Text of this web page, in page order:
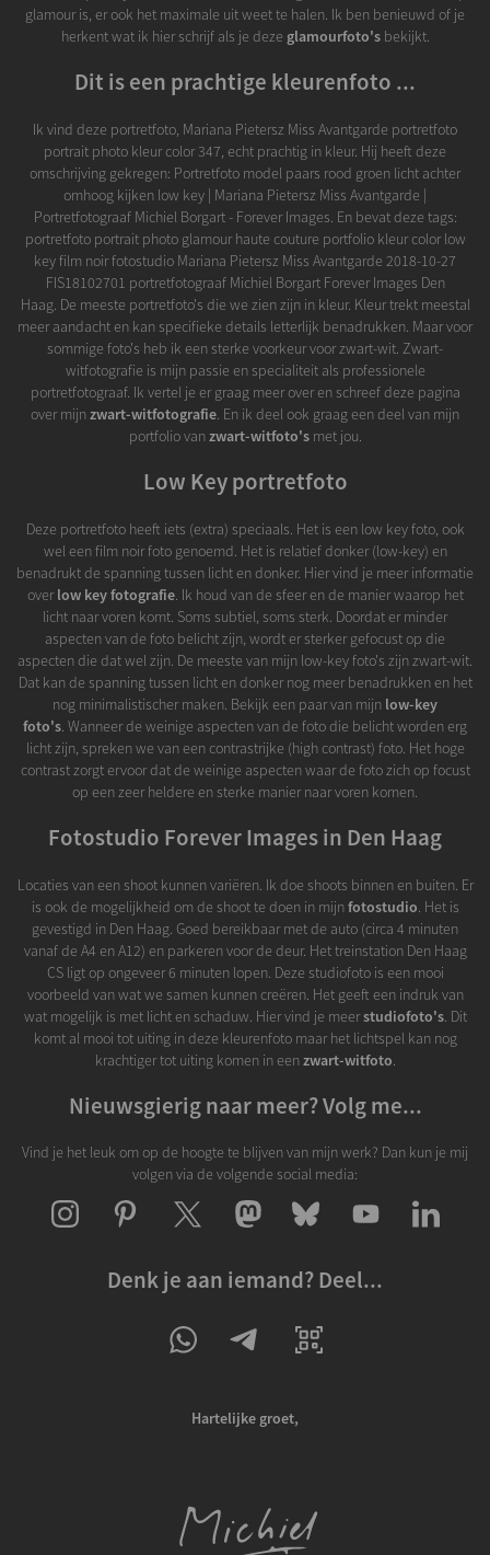
glamour is, er ook het maximale uit weet te halen. Ik ben benieuwd of je
herkent wat ik hier schrijf als je deze glamourfoto'sbekijkt.
Dit is een prachtige kleurenfoto ...
Ik vind deze portretfoto, Mariana Pietersz Miss Avantgarde portretfoto
portrait photo kleur color 347, echt prachtig in kleur. Hij heeft deze
omschrijving gekregen: Portretfoto model paars rood groen licht achter
omhoog kijken low key | Mariana Pietersz Miss Avantgarde |
Portretfotograaf Michiel Borgart - Forever Images. En bevat deze tags:
portretfoto portrait photo glamour haute couture portfolio kleur color low
key film noir fotostudio Mariana Pietersz Miss Avantgarde 2018-10-27
FIS18102701 portretfotograaf Michiel Borgart Forever Images Den
Haag. De meeste portretfoto's die we zien zijn in kleur. Kleur trekt meestal
meer aandacht en kan specifieke details letterlijk benadrukken. Maar voor
sommige foto's heb ik een sterke voorkeur voor zwart-wit. Zwart-
witfotografie is mijn passie en specialiteit als professionele
portretfotograaf. Ik vertel je er graag meer over en schreef deze pagina
over mijnzwart-witfotografie. En ik deel ook graag een deel van mijn
portfolio vanzwart-witfoto'smet jou.
Low Key portretfoto
Deze portretfoto heeft iets (extra) speciaals. Het is een low key foto, ook
wel een film noir foto genoemd. Het is relatief donker (low-key) en
benadrukt de spanning tussen licht en donker. Hier vind je meer informatie
overlow key fotografie. Ik houd van de sfeer en de manier waarop het
licht naar voren komt. Soms subtiel, soms sterk. Doordat er minder
aspecten van de foto belicht zijn, wordt er sterker gefocust op die
aspecten die dat wel zijn. De meeste van mijn low-key foto's zijn zwart-wit.
Dat kan de spanning tussen licht en donker nog meer benadrukken en het
nog minimalistischer maken. Bekijk een paar van mijn low-key
foto's. Wanneer de weinige aspecten van de foto die belicht worden erg
licht zijn, spreken we van een contrastrijke (high contrast) foto. Het hoge
contrast zorgt ervoor dat de weinige aspecten waar de foto zich op focust
op een zeer heldere en sterke manier naar voren komen.
Fotostudio Forever Images in Den Haag
Locaties van een shoot kunnen variëren. Ik doe shoots binnen en buiten. Er
is ook de mogelijkheid om de shoot te doen in mijnfotostudio . Het is
gevestigd in Den Haag. Goed bereikbaar met de auto (circa 4 minuten
vanaf de A4 en A12) en parkeren voor de deur. Het treinstation Den Haag
CS ligt op ongeveer 6 minuten lopen. Deze studiofoto is een mooi
voorbeeld van wat we samen kunnen creëren. Het geeft een indruk van
wat mogelijk is met licht en schaduw. Hier vind je meerstudiofoto's. Dit
komt al mooi tot uiting in deze kleurenfoto maar het lichtspel kan nog
krachtiger tot uiting komen in een zwart-witfoto
Nieuwsgierig naar meer? Volg me...
Vind je het leuk om op de hoogte te blijven van mijn werk? Dan kun je mij
volgen via de volgende social media:
Denk je aan iemand? Deel...
Hartelijke groet,